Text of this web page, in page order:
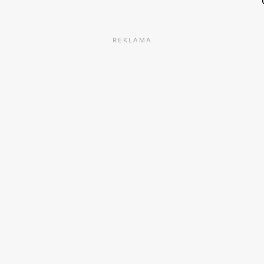
REKLAMA